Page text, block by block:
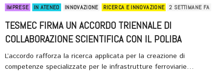
IMPRESE IN ATENEO INNOVAZIONE RICERCA E INNOVAZIONE 2 SETTIMANE FA
TESMEC FIRMA UN ACCORDO TRIENNALE DI
COLLABORAZIONE SCIENTIFICA CON IL POLIBA
L’accordo rafforza la ricerca applicata per la creazione di
competenze specializzate per le infrastrutture ferroviarie…